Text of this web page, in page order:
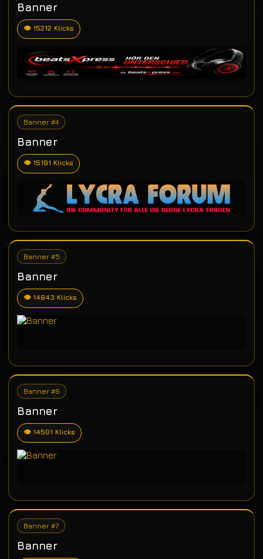
Banner
👁 15212 Klicks
Banner #4
Banner
👁 15191 Klicks
Banner #5
Banner
👁 14843 Klicks
Banner #6
Banner
👁 14501 Klicks
Banner #7
Banner